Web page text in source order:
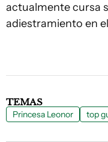
actualmente cursa
adiestramiento en
TEMAS
Princesa Leonor top